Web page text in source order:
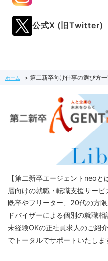
公式X (旧Twitter)
ホーム 第二新卒向け仕事の選び方一
【第二新卒エージェントneo
層向けの就職・転職支援サー
既卒やフリーター、20代の方
ドバイザーによる個別の就職相
未経験OKの正社員求人のご紹
でトータルでサポートいたしま